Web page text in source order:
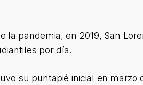
pandemia, en 2019, San
por día.
su puntapié inicial en